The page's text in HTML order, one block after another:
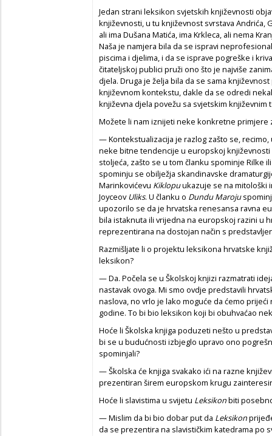
Jedan strani leksikon svjetskih književnosti
književnosti, u tu književnost svrstava Andrića,
ali ima Dušana Matića, ima Krkleca, ali nema
Naša je namjera bila da se ispravi
piscima i djelima, i da se isprave pogreške i
čitateljskoj publici pruži ono što je najviše
djela. Druga je želja bila da se sama
književnom kontekstu, dakle da se odredi
književna djela povežu sa svjetskim književnim
Možete li nam iznijeti neke konkretne primjere
— Kontekstualizacija je razlog zašto se,
neke bitne tendencije u europskoj
stoljeća, zašto se u tom članku spominje Rilke
spominju se obilježja skandinavske
Marinkovićevu Kiklopuukazuje se na mitološki
JoyceovUliks. U članku o Dundu Maroju
upozorilo se da je hrvatska renesansa ravna
bila istaknuta ili vrijedna na europskoj razini u
reprezentirana na dostojan način s
Razmišljate li o projektu leksikona hrvatske
leksikon?
— Da. Počela se u Školskoj knjizi razmatrati
nastavak ovoga. Mi smo ovdje predstavili
naslova, no vrlo je lako moguće da ćemo
godine. To bi bio leksikon koji bi obuhvaćao
Hoće li Školska knjiga poduzeti nešto u
bi se u budućnosti izbjeglo upravo ono
spominjali?
— Školska će knjiga svakako ići na razne
prezentiran širem europskom krugu
Hoće li slavistima u svijetu Leksikonbiti
— Mislim da bi bio dobar put da Leksikon
da se prezentira na slavističkim katedrama po